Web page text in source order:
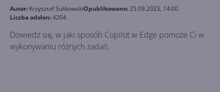
Autor: Krzysztof SulikowskiOpublikowano:25.09.2023, 14:00
Liczba odsłon:4204
Dowiedz się, w jaki sposób Copilot w Edge pomoże Ci w
wykonywaniu różnych zadań.